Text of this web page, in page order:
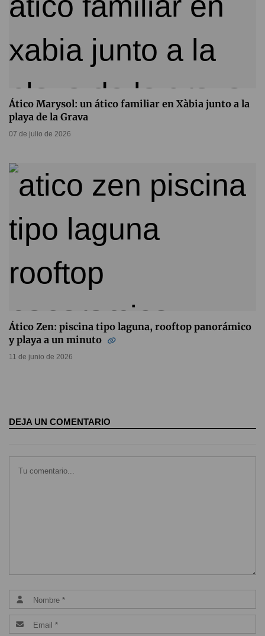
Ático Marysol: un ático familiar en Xàbia junto a la
playa de la Grava
07 de julio de 2026
Ático Zen: piscina tipo laguna, rooftop panorámico
y playa a un minuto
11 de junio de 2026
DEJA UN COMENTARIO